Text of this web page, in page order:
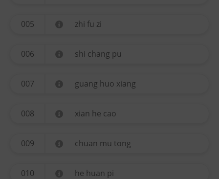
005 zhi fu zi
006 shi chang pu
007 guang huo xiang
008 xian he cao
009 chuan mu tong
010 he huan pi